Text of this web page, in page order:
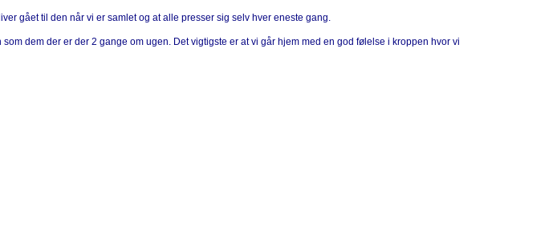
gået til den når vi er samlet og at alle presser sig selv hver eneste gang.
dem der er der 2 gange om ugen. Det vigtigste er at vi går hjem med en god følelse i kroppen hvor vi